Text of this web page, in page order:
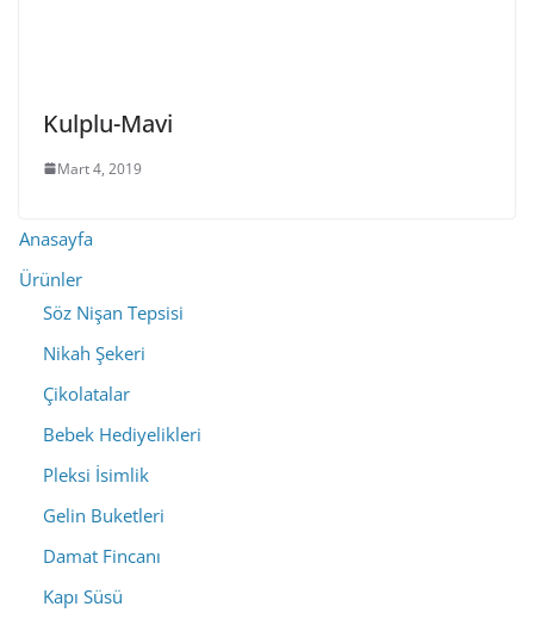
Kulplu-Mavi
Mart 4, 2019
Anasayfa
Ürünler
Söz Nişan Tepsisi
Nikah Şekeri
Çikolatalar
Bebek Hediyelikleri
Pleksi İsimlik
Gelin Buketleri
Damat Fincanı
Kapı Süsü